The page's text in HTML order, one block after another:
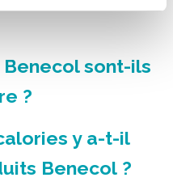
sont-ils
?
y a-t-il
Benecol ?